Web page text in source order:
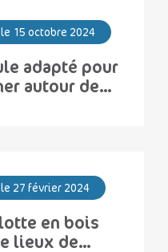
15 octobre 2024
adapté pour
autour de
27 février 2024
en bois
lieux de